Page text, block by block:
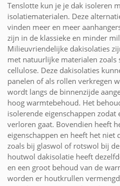
Tenslotte kun je je dak isoleren
isolatiematerialen. Deze
vinden meer en meer
zijn in de klassieke en minder
Milieuvriendelijke dakisolaties
met natuurlijke materialen
cellulose. Deze dakisolaties
panelen of als rollen verkregen
wordt langs de binnenzijde
hoog warmtebehoud. Het
isolerende eigenschappen
verloren gaat. Bovendien heeft
eigenschappen en heeft het niet
zoals bij glaswol of rotswol bij
houtwol dakisolatie heeft
en een groot behoud van de
worden er houtkrullen